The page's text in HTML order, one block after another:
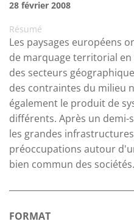
28 février 2008
Résumé
Les paysages européens
de marquage territorial
des secteurs
des contraintes du milieu
également le produit de
différents. Après un
les grandes
préoccupations autour
bien commun des sociétés.
FORMAT